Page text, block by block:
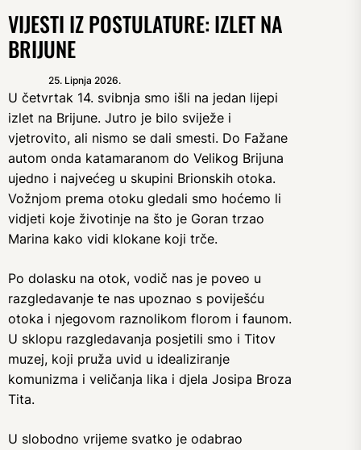
VIJESTI IZ POSTULATURE: IZLET NA
BRIJUNE
25. Lipnja 2026.
U četvrtak 14. svibnja smo išli na jedan lijepi
izlet na Brijune. Jutro je bilo sviježe i
vjetrovito, ali nismo se dali smesti. Do Fažane
autom onda katamaranom do Velikog Brijuna
ujedno i najvećeg u skupini Brionskih otoka.
Vožnjom prema otoku gledali smo hoćemo li
vidjeti koje životinje na što je Goran trzao
Marina kako vidi klokane koji trče.
Po dolasku na otok, vodič nas je poveo u
razgledavanje te nas upoznao s poviješću
otoka i njegovom raznolikom florom i faunom.
U sklopu razgledavanja posjetili smo i Titov
muzej, koji pruža uvid u idealiziranje
komunizma i veličanja lika i djela Josipa Broza
Tita.
U slobodno vrijeme svatko je odabrao